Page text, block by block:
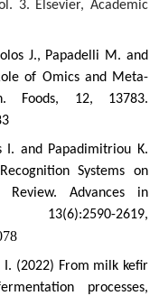
3. Elsevier, Academic
J., Papadelli M. and
of Omics and Meta-
Foods, 12, 13783.
I. and Papadimitriou K.
Systems on
Review. Advances in
2619,
I. (2022) From milk kefir
processes,